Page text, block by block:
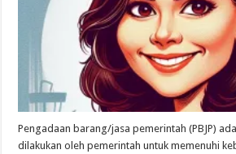
Pengadaan barang/jasa pemerintah (PBJP)
dilakukan oleh pemerintah untuk memenuhi